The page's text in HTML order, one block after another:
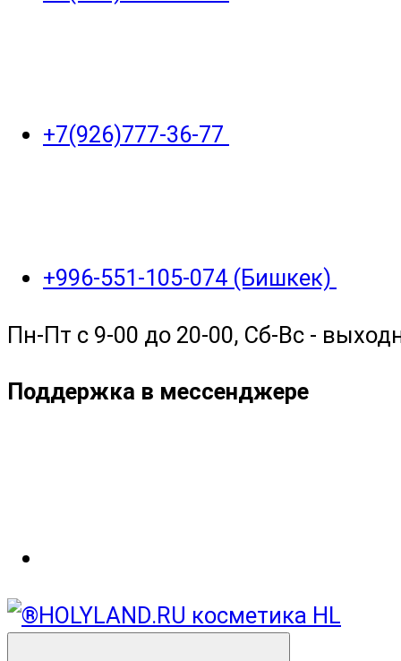
+7(926)777-36-77
+996-551-105-074 (Бишкек)
Пн-Пт с 9-00 до 20-00, Сб-Вс -
Поддержка в мессенджере